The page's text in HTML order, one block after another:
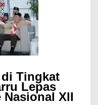
di Tingkat
Lepas
XII